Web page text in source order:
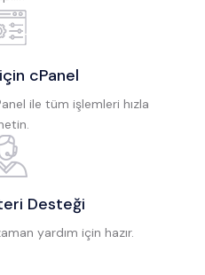
cPanel
ile tüm işlemleri hızla
Desteği
yardım için hazır.